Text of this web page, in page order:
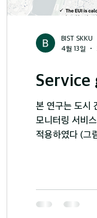
본 연구는 도시
모니터링 서비
적용하였다 (그
BIST SKKU
4월 13일